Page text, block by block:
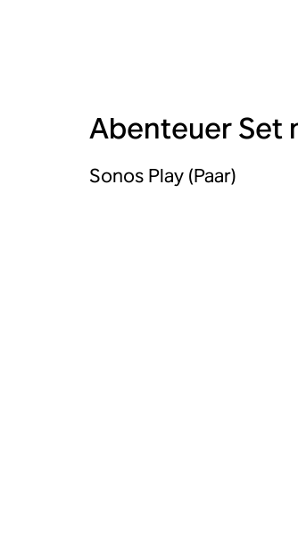
Abenteuer Set
Sonos Play (Paar)